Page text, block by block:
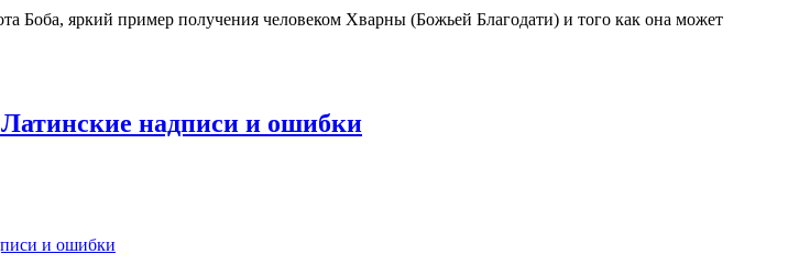
Боба, яркий пример получения человеком Хварны (Божьей Благодати) и того как она может
надписи и ошибки
и ошибки